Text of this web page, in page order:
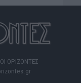
ΟΡΙΖΟΝΤΕΣ